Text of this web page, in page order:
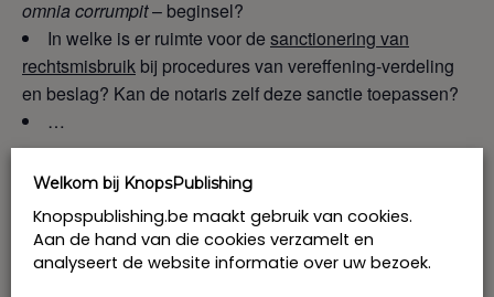
omnia corrumpit– beginsel?
In welke is er ruimte voor de sanctionering van
rechtsmisbruik bij procedures van vereffening-verdeling
en beslag? Kan de notaris zelf deze sanctie toepassen?
…
KnopsPublishing is erkend als opleidingsverstrekker voor
het systeem van de KMO-portefeuille. Het
accreditatienummer van KnopsPublishing is
Welkom bij KnopsPublishing
Knopspublishing.be maakt gebruik van cookies.
Aan de hand van die cookies verzamelt en
analyseert de website informatie over uw bezoek.